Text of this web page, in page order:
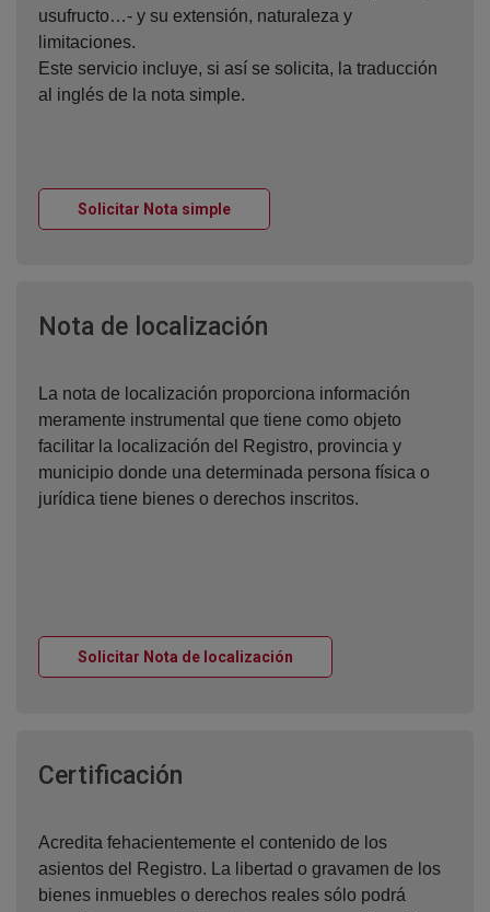
usufructo…- y su extensión, naturaleza y
limitaciones.
Este servicio incluye, si así se solicita, la traducción
al inglés de la nota simple.
Solicitar Nota simpleVentana nueva
Nota de localización
La nota de localización proporciona información
meramente instrumental que tiene como objeto
facilitar la localización del Registro, provincia y
municipio donde una determinada persona física o
jurídica tiene bienes o derechos inscritos.
Solicitar Nota de localización
Certificación
Acredita fehacientemente el contenido de los
asientos del Registro. La libertad o gravamen de los
bienes inmuebles o derechos reales sólo podrá